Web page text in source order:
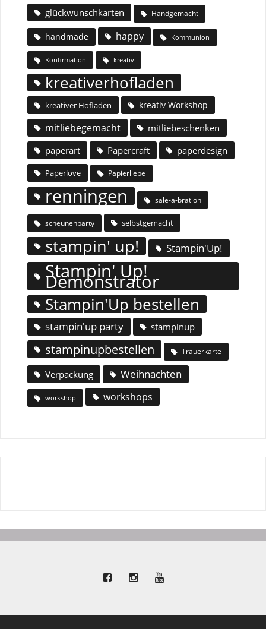
glückwunschkarten Handgemacht
handmade happy Kommunion
Konfirmation kreativ
kreativerhofladen
kreativer Hofladen kreativ Workshop
mitliebegemacht
mitliebeschenken
paperart
Papercraft paperdesign
Paperlove Papierliebe
renningen sale-a-bration
scheunenparty selbstgemacht
stampin' up! Stampin'Up!
Stampin' Up!
Demonstrator
Stampin'Up bestellen
stampin'up party stampinup
stampinupbestellen Trauerkarte
Verpackung Weihnachten
workshop workshops